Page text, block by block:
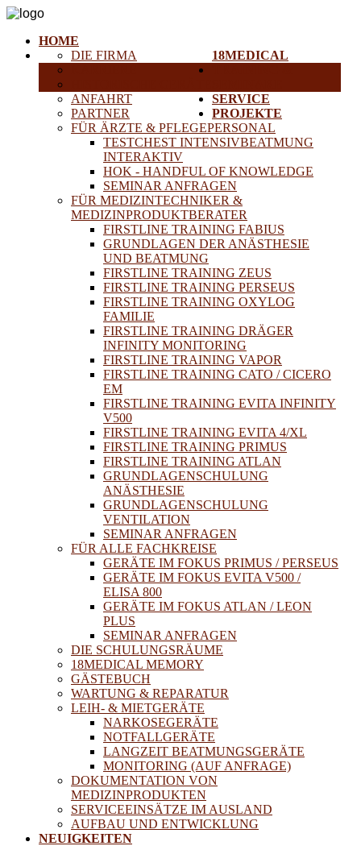
HOME
18MEDICAL
DIE FIRMA
ANFAHRT
PARTNER
FÜR ÄRZTE & PFLEGEPERSONAL
TESTCHEST INTENSIVBEATMUNG
INTERAKTIV
HOK - HANDFUL OF KNOWLEDGE
SEMINAR ANFRAGEN
FÜR MEDIZINTECHNIKER &
MEDIZINPRODUKTBERATER
FIRSTLINE TRAINING FABIUS
GRUNDLAGEN DER ANÄSTHESIE
UND BEATMUNG
FIRSTLINE TRAINING ZEUS
FIRSTLINE TRAINING PERSEUS
FIRSTLINE TRAINING OXYLOG
FAMILIE
FIRSTLINE TRAINING DRÄGER
INFINITY MONITORING
FIRSTLINE TRAINING VAPOR
FIRSTLINE TRAINING CATO / CICERO
EM
FIRSTLINE TRAINING EVITA INFINITY
V500
FIRSTLINE TRAINING EVITA 4/XL
FIRSTLINE TRAINING PRIMUS
FIRSTLINE TRAINING ATLAN
GRUNDLAGENSCHULUNG
ANÄSTHESIE
GRUNDLAGENSCHULUNG
VENTILATION
SEMINAR ANFRAGEN
FÜR ALLE FACHKREISE
GERÄTE IM FOKUS PRIMUS / PERSEUS
GERÄTE IM FOKUS EVITA V500 /
ELISA 800
GERÄTE IM FOKUS ATLAN / LEON
PLUS
SEMINAR ANFRAGEN
DIE SCHULUNGSRÄUME
18MEDICAL MEMORY
GÄSTEBUCH
SERVICE
WARTUNG & REPARATUR
LEIH- & MIETGERÄTE
NARKOSEGERÄTE
NOTFALLGERÄTE
LANGZEIT BEATMUNGSGERÄTE
MONITORING (AUF ANFRAGE)
DOKUMENTATION VON
MEDIZINPRODUKTEN
PROJEKTE
SERVICEEINSÄTZE IM AUSLAND
AUFBAU UND ENTWICKLUNG
NEUIGKEITEN